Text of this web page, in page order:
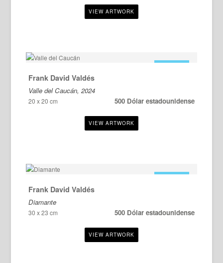
Frank David Valdés
Valle del Caucán, 2024
20 x 20 cm 500 Dólar estadounidense
Frank David Valdés
Diamante
30 x 23 cm 500 Dólar estadounidense